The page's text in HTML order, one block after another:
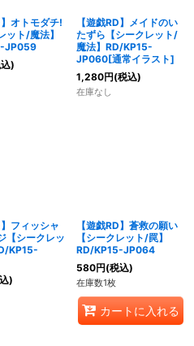
】オトモダチ!
ット/魔法】
JP059
)
【遊戯RD】メイドのい
たずら【シークレット/
魔法】RD/KP15-
JP060[通常イラスト]
1,280円(税込)
在庫なし
】フィッシャ
【シークレッ
KP15-
)
【遊戯RD】蒼救の願い
【シークレット/罠】
RD/KP15-JP064
580円(税込)
在庫数1枚
カートに入れる